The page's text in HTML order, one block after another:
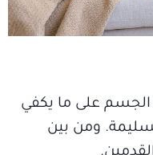
الجسم على ما يكفي
ومن بين